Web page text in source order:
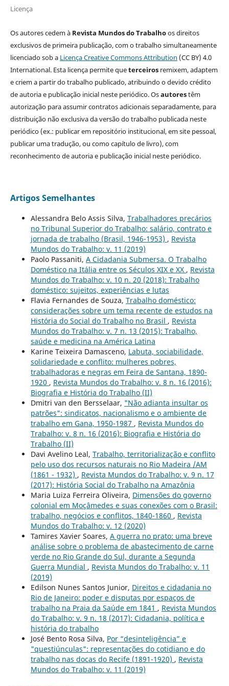
Licença
Os autores cedem à Revista Mundos do Trabalhoos direitos
exclusivos de primeira publicação, com o trabalho simultaneamente
licenciado sob a Licença Creative Commons Attribution (CC BY) 4.0
International. Esta licença permite queterceirosremixem, adaptem
e criem a partir do trabalho publicado, atribuindo o devido crédito
de autoria e publicação inicial neste periódico. Osautorestêm
autorização para assumir contratos adicionais separadamente, para
distribuição não exclusiva da versão do trabalho publicada neste
periódico (ex.: publicar em repositório institucional, em site pessoal,
publicar uma tradução, ou como capítulo de livro), com
reconhecimento de autoria e publicação inicial neste periódico.
Artigos Semelhantes
Alessandra Belo Assis Silva, Trabalhadores precários
no Tribunal Superior do Trabalho: salário, contrato e
jornada de trabalho (Brasil, 1946-1953) , Revista
Mundos do Trabalho: v. 11 (2019)
Paolo Passaniti, A Cidadania Submersa. O Trabalho
Doméstico na Itália entre os Séculos XIX e XX , Revista
Mundos do Trabalho: v. 10 n. 20 (2018): Trabalho
doméstico: sujeitos, experiências e lutas
Flavia Fernandes de Souza, Trabalho doméstico:
considerações sobre um tema recente de estudos na
História do Social do Trabalho no Brasil , Revista
Mundos do Trabalho: v. 7 n. 13 (2015): Trabalho,
saúde e medicina na América Latina
Karine Teixeira Damasceno, Labuta, sociabilidade,
solidariedade e conflito: mulheres pobres,
trabalhadoras e negras em Feira de Santana, 1890-
1920 , Revista Mundos do Trabalho: v. 8 n. 16 (2016):
Biografia e História do Trabalho (II)
Dmitri van den Bersselaar, "Não adianta insultar os
patrões": sindicatos, nacionalismo e o ambiente de
trabalho em Gana, 1950-1987 , Revista Mundos do
Trabalho: v. 8 n. 16 (2016): Biografia e História do
Trabalho (II)
Davi Avelino Leal, Trabalho, territorialização e conflito
pelo uso dos recursos naturais no Rio Madeira /AM
(1861 - 1932) , Revista Mundos do Trabalho: v. 9 n. 17
(2017): História Social do Trabalho na Amazônia
Maria Luiza Ferreira Oliveira, Dimensões do governo
colonial em Moçâmedes e suas conexões com o Brasil:
trabalho, negócios e conflitos, 1840-1860 , Revista
Mundos do Trabalho: v. 12 (2020)
Tamires Xavier Soares, A guerra no prato: uma breve
análise sobre o problema de abastecimento de carne
verde no Rio Grande do Sul, durante a Segunda
Guerra Mundial , Revista Mundos do Trabalho: v. 11
(2019)
Edilson Nunes Santos Junior, Direitos e cidadania no
Rio de Janeiro: poder e disputas por espaços de
trabalho na Praia da Saúde em 1841 , Revista Mundos
do Trabalho: v. 9 n. 18 (2017): Cidadania, política e
história do trabalho
José Bento Rosa Silva, Por “desinteligência” e
"questiúnculas": representações do cotidiano e do
trabalho nas docas do Recife (1891-1920) , Revista
Mundos do Trabalho: v. 11 (2019)